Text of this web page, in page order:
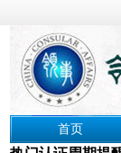
首页